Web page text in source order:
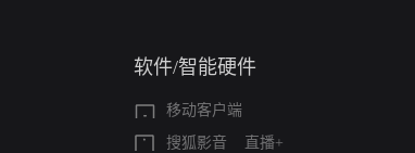
软件/智能硬件
移动客户端
搜狐影音
直播+